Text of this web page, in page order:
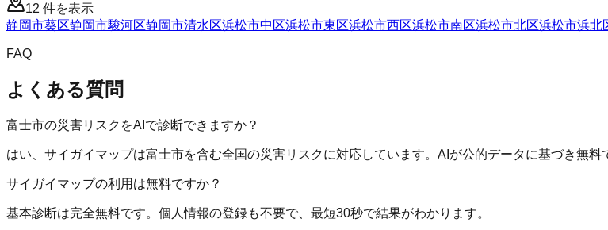
12 件を表示
静岡市葵区静岡市駿河区静岡市清水区浜松市中区浜松市東区浜松市西区浜松市南区浜松市北区浜松市浜北
FAQ
よくある質問
富士市の災害リスクをAIで診断できますか？
はい、サイガイマップは富士市を含む全国の災害リスクに対応しています。AIが公的データに基づき無料
サイガイマップの利用は無料ですか？
基本診断は完全無料です。個人情報の登録も不要で、最短30秒で結果がわかります。